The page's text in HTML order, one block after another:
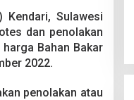
Kendari, Sulawesi
dan penolakan
Bahan Bakar
2022.
penolakan atau
Polda Sultra Sita
dan Ringkus 3
20 Juni 2026